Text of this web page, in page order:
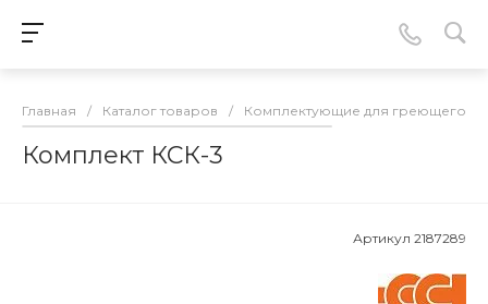
Главная / Каталог товаров / Комплектующие для греющего
Комплект КСК-3
Артикул 2187289